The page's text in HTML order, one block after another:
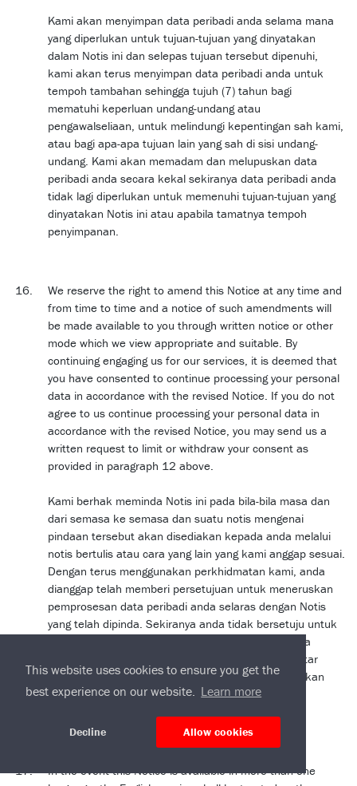
This website uses cookies to ensure you get the
best experience on our website. Learn more
Decline Allow cookies
Kami akan menyimpan data peribadi anda selama mana
yang diperlukan untuk tujuan-tujuan yang dinyatakan
dalam Notis ini dan selepas tujuan tersebut dipenuhi,
kami akan terus menyimpan data peribadi anda untuk
tempoh tambahan sehingga tujuh (7) tahun bagi
mematuhi keperluan undang-undang atau
pengawalseliaan, untuk melindungi kepentingan sah kami,
atau bagi apa-apa tujuan lain yang sah di sisi undang-
undang. Kami akan memadam dan melupuskan data
peribadi anda secara kekal sekiranya data peribadi anda
tidak lagi diperlukan untuk memenuhi tujuan-tujuan yang
dinyatakan Notis ini atau apabila tamatnya tempoh
penyimpanan.
We reserve the right to amend this Notice at any time and
from time to time and a notice of such amendments will
be made available to you through written notice or other
mode which we view appropriate and suitable. By
continuing engaging us for our services, it is deemed that
you have consented to continue processing your personal
data in accordance with the revised Notice. If you do not
agree to us continue processing your personal data in
accordance with the revised Notice, you may send us a
written request to limit or withdraw your consent as
provided in paragraph 12 above.
Kami berhak meminda Notis ini pada bila-bila masa dan
dari semasa ke semasa dan suatu notis mengenai
pindaan tersebut akan disediakan kepada anda melalui
notis bertulis atau cara yang lain yang kami anggap sesuai.
Dengan terus menggunakan perkhidmatan kami, anda
dianggap telah memberi persetujuan untuk meneruskan
pemprosesan data peribadi anda selaras dengan Notis
yang telah dipinda. Sekiranya anda tidak bersetuju untuk
kami meneruskan pemprosesan data peribadi anda
mengikut Notis yang dipinda, anda boleh menghantar
permintaan bertulis kepada kami untuk mengehadkan
atau menarik balik persetujuan anda seperti yang
In the event this Notice is available in more than one